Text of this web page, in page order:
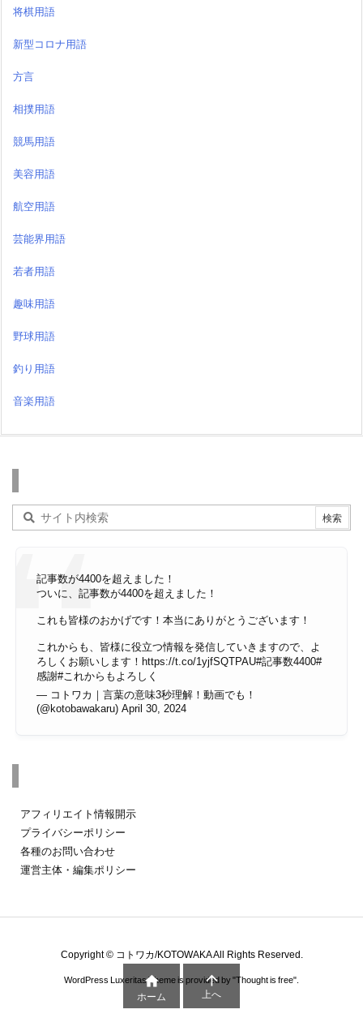
将棋用語
新型コロナ用語
方言
相撲用語
競馬用語
美容用語
航空用語
芸能界用語
若者用語
趣味用語
野球用語
釣り用語
音楽用語
記事数が4400を超えました！
ついに、記事数が4400を超えました！
これも皆様のおかげです！本当にありがとうございます！
これからも、皆様に役立つ情報を発信していきますので、よ
ろしくお願いします！ https://t.co/1yjfSQTPAU#記事数4400#
感謝#これからもよろしく
— コトワカ｜言葉の意味3秒理解！動画でも！
(@kotobawakaru) April 30, 2024
アフィリエイト情報開示
プライバシーポリシー
各種のお問い合わせ
運営主体・編集ポリシー
Copyright © コトワカ/KOTOWAKAAll Rights Reserved.
WordPress Luxeritas Theme is provided by "Thought is free".

ホーム

上へ